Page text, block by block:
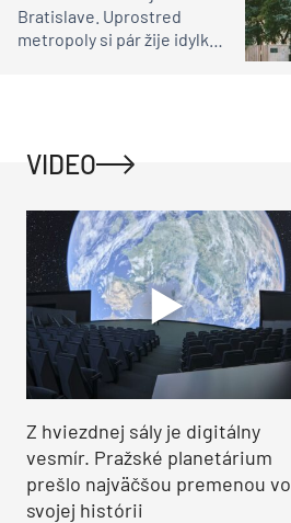
Bratislave. Uprostred
metropoly si pár žije idylku
VIDEO
Z hviezdnej sály je digitálny
vesmír. Pražské planetárium
prešlo najväčšou premenou vo
svojej histórii